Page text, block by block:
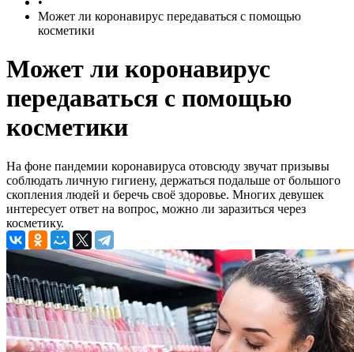
Может ли коронавирус передаваться с помощью
косметики
Может ли коронавирус
передаваться с помощью
косметики
На фоне пандемии коронавируса отовсюду звучат призывы
соблюдать личную гигиену, держаться подальше от большого
скопления людей и беречь своё здоровье. Многих девушек
интересует ответ на вопрос, можно ли заразиться через
косметику.